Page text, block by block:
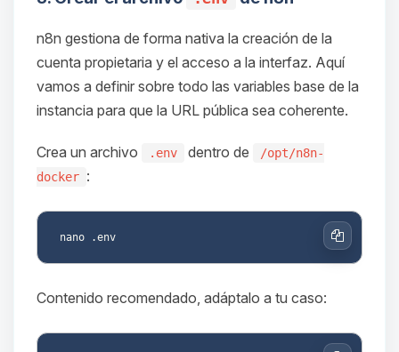
n8n gestiona de forma nativa la creación de la
cuenta propietaria y el acceso a la interfaz. Aquí
vamos a definir sobre todo las variables base de la
instancia para que la URL pública sea coherente.
Crea un archivo .env dentro de
/opt/n8n-
docker :
Copiar
Contenido recomendado, adáptalo a tu caso:
Yupi, por fin alguien con quien
asistente de BoxToPlay. Cuentame
06/08/2026 08:32